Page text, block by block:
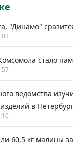
"Динамо"
стало
ведомства
в
60,5 кг малины